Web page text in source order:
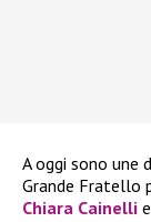
A oggi sono une
Grande Fratello
Chiara Cainelli e